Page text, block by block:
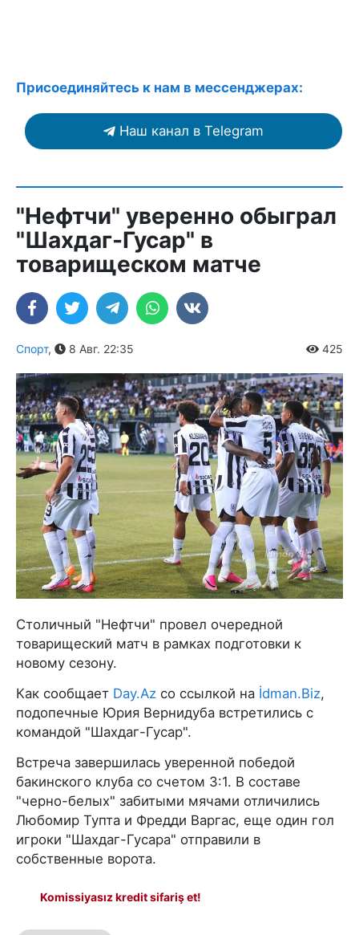
Присоединяйтесь к нам в мессенджерах:
Наш канал в Telegram
"Нефтчи" уверенно обыграл
"Шахдаг-Гусар" в
товарищеском матче
Спорт, 8 Авг. 22:35 425
Столичный "Нефтчи" провел очередной
товарищеский матч в рамках подготовки к
новому сезону.
Как сообщает Day.Az со ссылкой на İdman.Biz,
подопечные Юрия Вернидуба встретились с
командой "Шахдаг-Гусар".
Встреча завершилась уверенной победой
бакинского клуба со счетом 3:1. В составе
"черно-белых" забитыми мячами отличились
Любомир Тупта и Фредди Варгас, еще один гол
игроки "Шахдаг-Гусара" отправили в
собственные ворота.
Komissiyasız kredit sifariş et!